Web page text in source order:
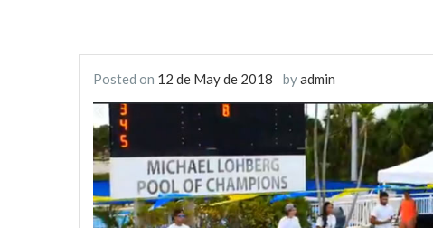
Posted on 12 de May de 2018 byadmin